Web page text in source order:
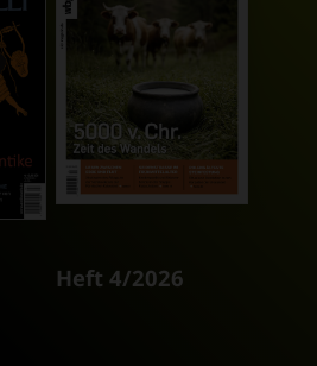
Heft 4/2026